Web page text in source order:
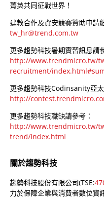
菁英共同征戰世界！
建教合作及資安競賽贊助申請
tw_hr@trend.com.tw
更多趨勢科技暑期實習訊息請
http://www.trendmicro.tw/
recruitment/
更多趨勢科技Codinsanity亞
http://
更多趨勢科技職缺請參考：
http://www.trendmicro.tw/
trend/index.html
關於趨勢科技
趨勢科技股份有限公司(TSE:
力於保障企業與消費者數位資